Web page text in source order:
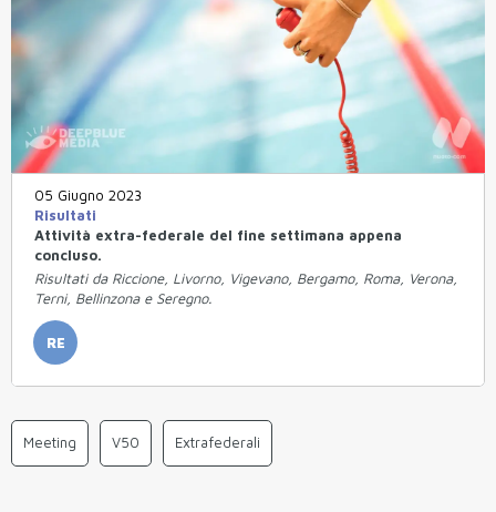
05 Giugno 2023
Risultati
Attività extra-federale del fine settimana appena
concluso.
Risultati da Riccione, Livorno, Vigevano, Bergamo, Roma, Verona,
Terni, Bellinzona e Seregno.
RE
Meeting V50 Extrafederali